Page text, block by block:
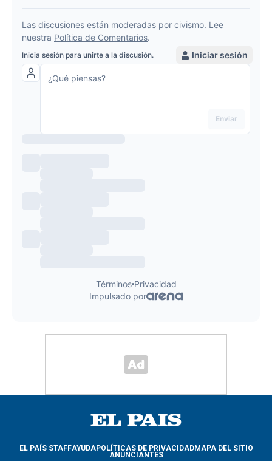
EL PAÍS STAFFAYUDAPOLÍTICAS DE PRIVACIDADMAPA DEL SITIO
ANUNCIANTES